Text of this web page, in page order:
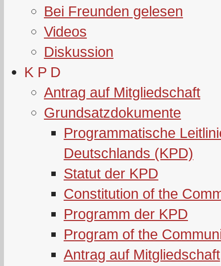
Bei Freunden gelesen
Videos
Diskussion
K P D
Antrag auf Mitgliedschaft
Grundsatzdokumente
Programmatische
Deutschlands (KPD)
Statut der KPD
Constitution of the
Programm der KPD
Program of the
Antrag auf Mitgliedschaft